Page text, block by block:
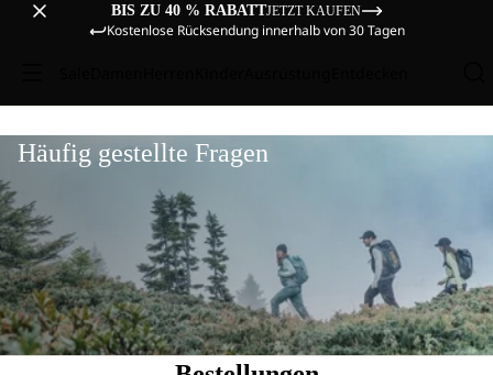
BIS ZU 40 % RABATTJETZT KAUFEN
Kostenlose Rücksendung innerhalb von 30 Tagen
Häufig gestellte Fragen